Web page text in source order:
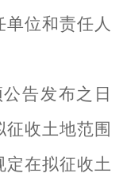
位和责任人
告发布之日
征收土地范围
定在拟征收土